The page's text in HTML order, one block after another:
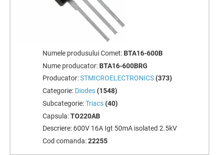
Numele produsului Comet: BTA16-600B
Nume producator: BTA16-600BRG
Producator:STMICROELECTRONICS (373)
Categorie: Diodes (1548)
Subcategorie:Triacs (40)
Capsula:TO220AB
Descriere: 600V 16A Igt 50mA isolated 2.5kV
Cod comanda:22255